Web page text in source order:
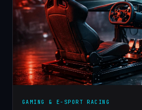
GAMING & E-SPORT RACING